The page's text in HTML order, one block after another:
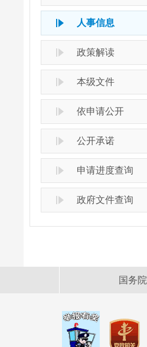
人事信息
政策解读
本级文件
依申请公开
公开承诺
申请进度查询
政府文件查询
国务院